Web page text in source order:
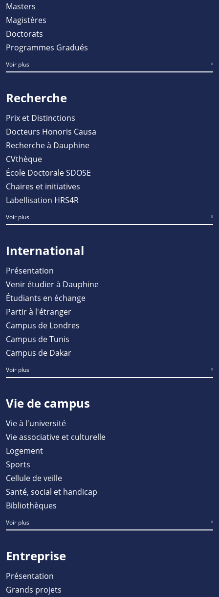
Masters
Magistères
Doctorats
Programmes Gradués
Voir plus
Recherche
Prix et Distinctions
Docteurs Honoris Causa
Recherche à Dauphine
CVthèque
École Doctorale SDOSE
Chaires et initiatives
Labellisation HRS4R
Voir plus
International
Présentation
Venir étudier à Dauphine
Étudiants en échange
Partir à l'étranger
Campus de Londres
Campus de Tunis
Campus de Dakar
Voir plus
Vie de campus
Vie à l'université
Vie associative et culturelle
Logement
Sports
Cellule de veille
Santé, social et handicap
Bibliothèques
Voir plus
Entreprise
Présentation
Grands projets